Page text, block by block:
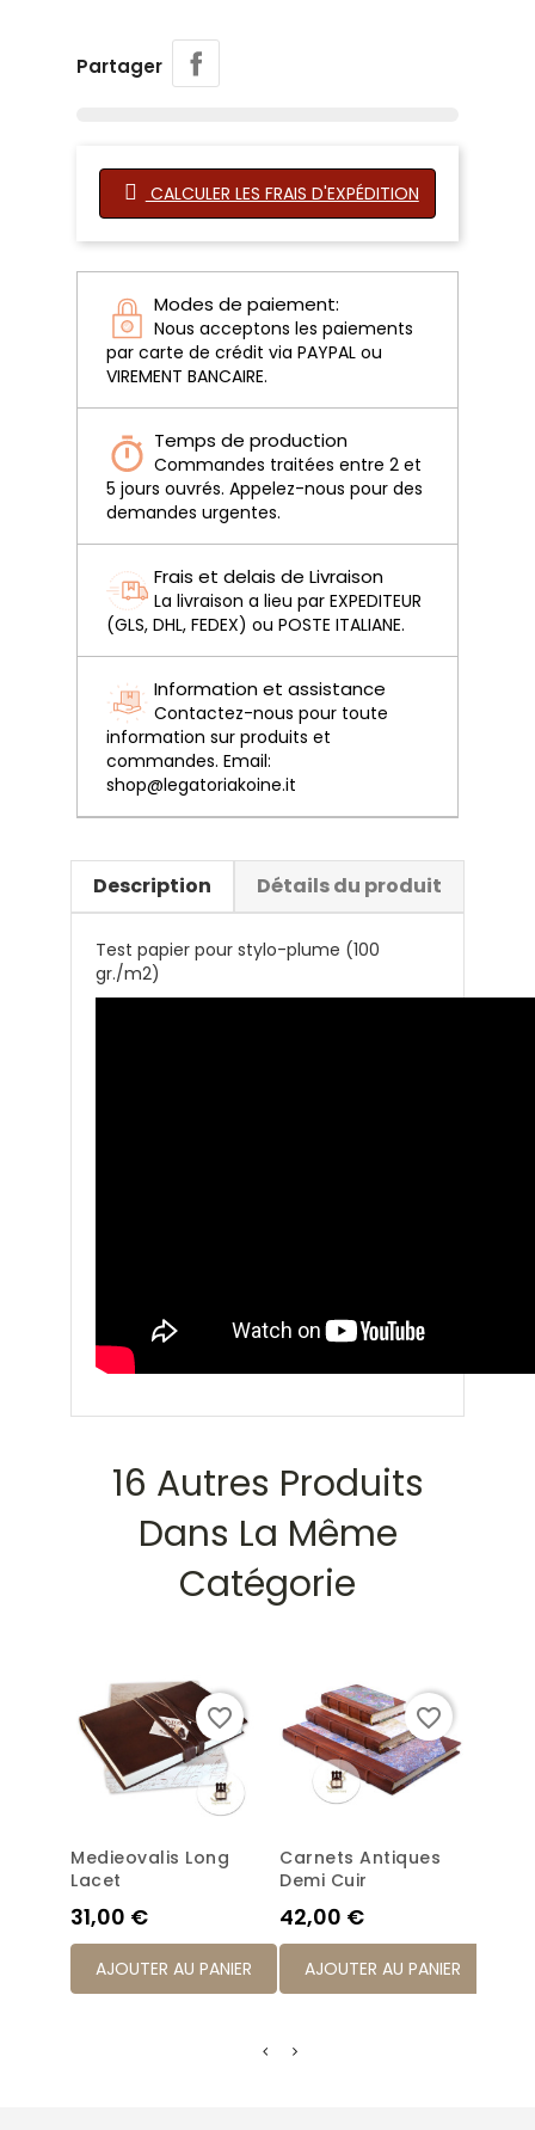
Partager
CALCULER LES FRAIS D'EXPÉDITION
Modes de paiement:
Nous acceptons les paiements
par carte de crédit via PAYPAL ou
VIREMENT BANCAIRE.
Temps de production
Commandes traitées entre 2 et
5 jours ouvrés. Appelez-nous pour des
demandes urgentes.
Frais et delais de Livraison
La livraison a lieu par EXPEDITEUR
(GLS, DHL, FEDEX) ou POSTE ITALIANE.
Information et assistance
Contactez-nous pour toute
information sur produits et
commandes. Email:
shop@legatoriakoine.it
Description Détails du produit
Test papier pour stylo-plume (100
gr./m2)
16 Autres Produits
Dans La Même
Catégorie
Medieovalis Long
Lacet
Prix
31,00 €
AJOUTER AU PANIER
favorite_border
Carnets Antiques
Demi Cuir
Prix
42,00 €
AJOUTER AU PANIER
favorite_border